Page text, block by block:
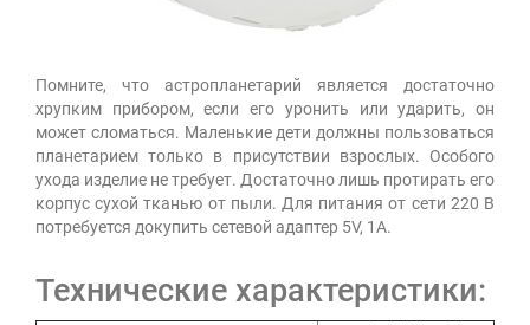
Помните, что астропланетарий является достаточно
хрупким прибором, если его уронить или ударить, он
может сломаться. Маленькие дети должны пользоваться
планетарием только в присутствии взрослых. Особого
ухода изделие не требует. Достаточно лишь протирать его
корпус сухой тканью от пыли. Для питания от сети 220 В
потребуется докупить сетевой адаптер 5V, 1А.
Технические характеристики: